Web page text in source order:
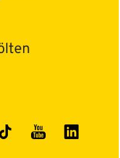
TikTokYouTubeLinkedIn